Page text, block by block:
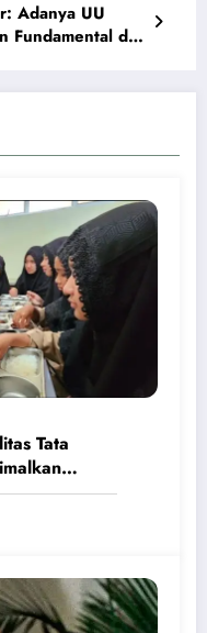
Adanya UU
Fundamental dan
Tata